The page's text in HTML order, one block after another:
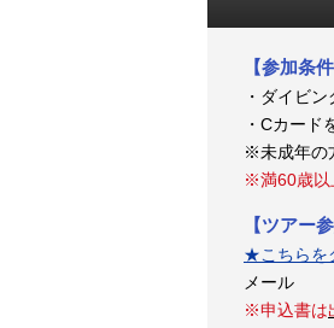
【参加条件
・ダイビ
・Cカード
※未成年の
※満60歳以
【ツアー
★こちらを
メール
※申込書は